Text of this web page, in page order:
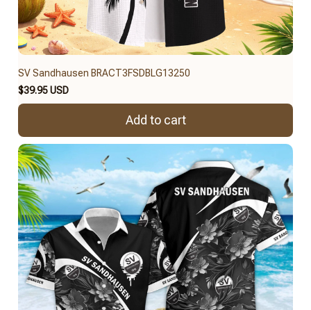
SV Sandhausen BRACT3FSDBLG13250
$39.95 USD
Add to cart